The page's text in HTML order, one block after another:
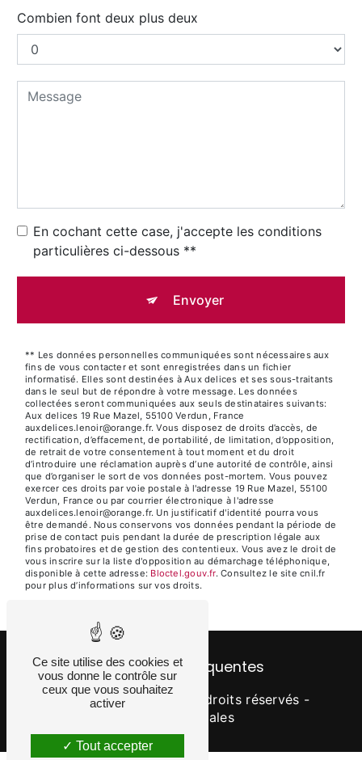
Combien font deux plus deux
En cochant cette case, j'accepte les conditions
particulières ci-dessous **
Envoyer
** Les données personnelles communiquées sont nécessaires aux
fins de vous contacter et sont enregistrées dans un fichier
informatisé. Elles sont destinées à Aux delices et ses sous-traitants
dans le seul but de répondre à votre message. Les données
collectées seront communiquées aux seuls destinataires suivants:
Aux delices 19 Rue Mazel, 55100 Verdun, France
auxdelices.lenoir@orange.fr. Vous disposez de droits d’accès, de
rectification, d’effacement, de portabilité, de limitation, d’opposition,
de retrait de votre consentement à tout moment et du droit
d’introduire une réclamation auprès d’une autorité de contrôle, ainsi
que d’organiser le sort de vos données post-mortem. Vous pouvez
exercer ces droits par voie postale à l'adresse 19 Rue Mazel, 55100
Verdun, France ou par courrier électronique à l'adresse
auxdelices.lenoir@orange.fr. Un justificatif d'identité pourra vous
être demandé. Nous conservons vos données pendant la période de
prise de contact puis pendant la durée de prescription légale aux
fins probatoires et de gestion des contentieux. Vous avez le droit de
vous inscrire sur la liste d'opposition au démarchage téléphonique,
disponible à cette adresse:
Bloctel.gouv.fr. Consultez le site cnil.fr
pour plus d’informations sur vos droits.
Recherches fréquentes
©Vistalid- 2026 - Tous droits réservés -
Mentions légales
Ce site utilise des cookies et
vous donne le contrôle sur
ceux que vous souhaitez
activer
Tout accepter